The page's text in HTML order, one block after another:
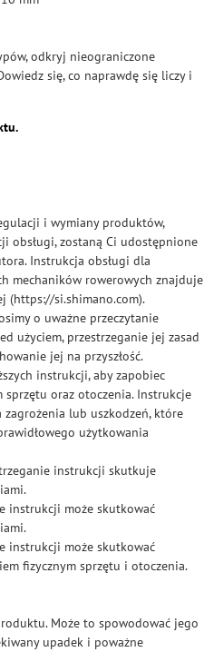
odkryj nieograniczone
się, co naprawdę się liczy i
i wymiany produktów,
obsługi, zostaną Ci udostępnione
Instrukcja obsługi dla
mechaników rowerowych znajduje
(https://si.shimano.com).
o uważne przeczytanie
użyciem, przestrzeganie jej zasad
jej na przyszłość.
instrukcji, aby zapobiec
sprzętu oraz otoczenia. Instrukcje
lub uszkodzeń, które
użytkowania
instrukcji skutkuje
instrukcji może skutkować
instrukcji może skutkować
fizycznym sprzętu i otoczenia.
Może to spowodować jego
upadek i poważne